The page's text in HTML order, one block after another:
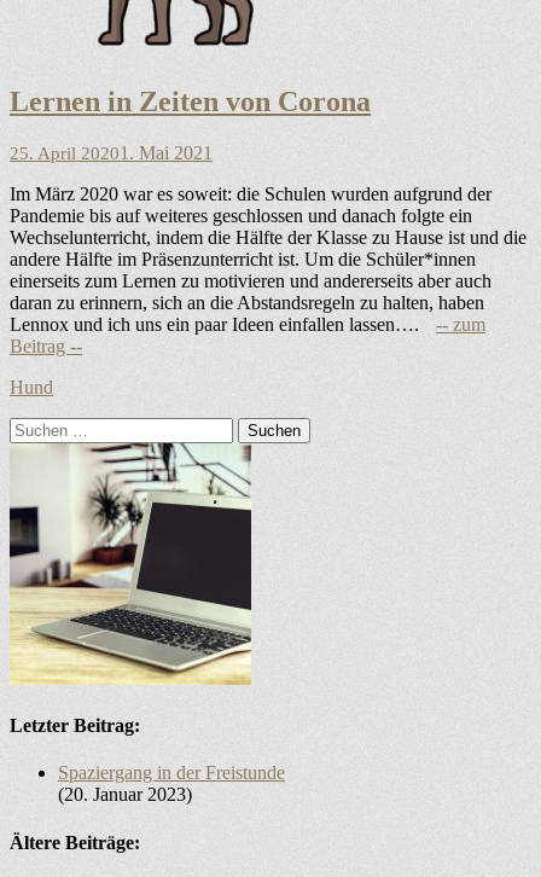
Lernen in Zeiten von Corona
Veröffentlicht
25. April 20201. Mai 2021
Im März 2020 war es soweit: die Schulen wurden aufgrund der
Pandemie bis auf weiteres geschlossen und danach folgte ein
Wechselunterricht, indem die Hälfte der Klasse zu Hause ist und die
andere Hälfte im Präsenzunterricht ist. Um die Schüler*innen
einerseits zum Lernen zu motivieren und andererseits aber auch
daran zu erinnern, sich an die Abstandsregeln zu halten, haben
Lennox und ich uns ein paar Ideen einfallen lassen….
Kategorien
Hund
Suchen
nach:
Letzter Beitrag:
Spaziergang in der Freistunde
20. Januar 2023
Ältere Beiträge: